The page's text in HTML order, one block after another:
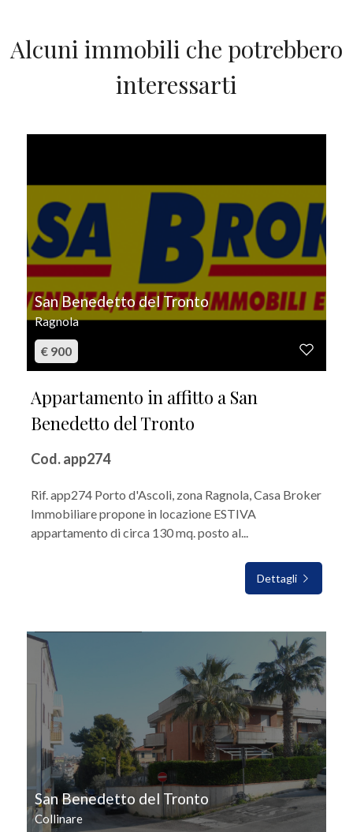
Alcuni immobili che potrebbero
interessarti
San Benedetto del Tronto
Ragnola
€ 900
Appartamento in affitto a San
Benedetto del Tronto
Cod. app274
Rif. app274 Porto d'Ascoli, zona Ragnola, Casa Broker
Immobiliare propone in locazione ESTIVA
appartamento di circa 130 mq. posto al...
Dettagli
San Benedetto del Tronto
Collinare